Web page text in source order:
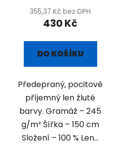
355,37 Kč bez DPH
430 Kč
DO KOŠÍKU
Předepraný, pocitově
příjemný len žluté
barvy. Gramáž – 245
g/m² Šířka – 150 cm
Složení – 100 % Len...